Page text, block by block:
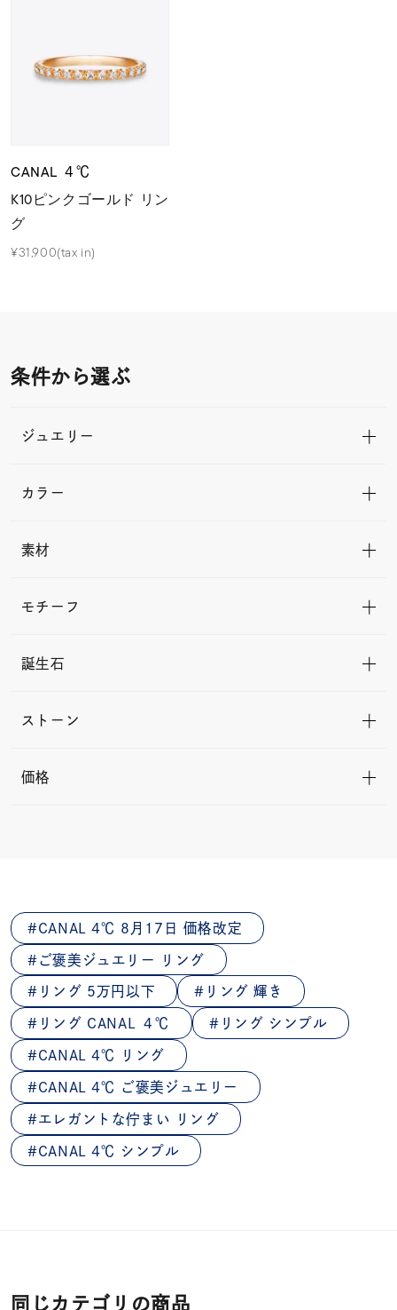
CANAL ４℃
K10ピンクゴールド リン
グ
¥31,900(tax in)
条件から選ぶ
ジュエリー
カラー
素材
モチーフ
誕生石
ストーン
価格
CANAL 4℃ 8月17日 価格改定
ご褒美ジュエリー リング
リング 5万円以下 リング 輝き
リング CANAL ４℃ リング シンプル
CANAL 4℃ リング
CANAL 4℃ ご褒美ジュエリー
エレガントな佇まい リング
CANAL 4℃ シンプル
同じカテゴリの商品